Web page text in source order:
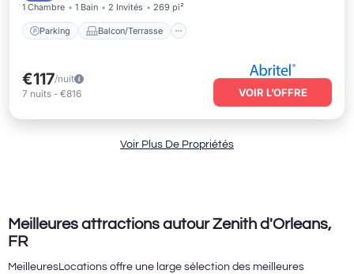
1 Chambre 1 Bain 2 Invités 269 pi²
Parking Balcon/Terrasse
€117/nuit
7 nuits - €816 VOIR L’OFFRE
Voir Plus De Propriétés
Meilleures attractions autour Zenith d'Orleans,
FR
MeilleuresLocations offre une large sélection des meilleures